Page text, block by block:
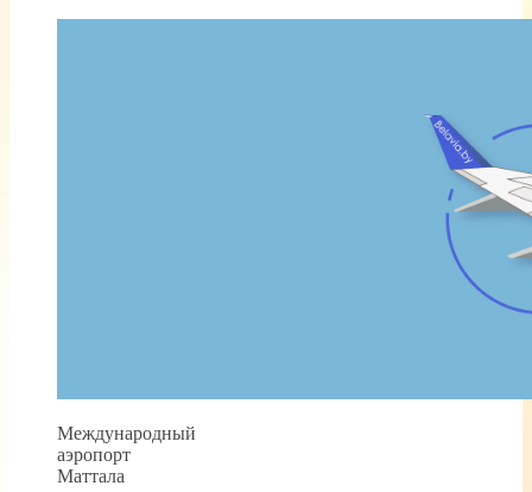
Международный
аэропорт
Маттала